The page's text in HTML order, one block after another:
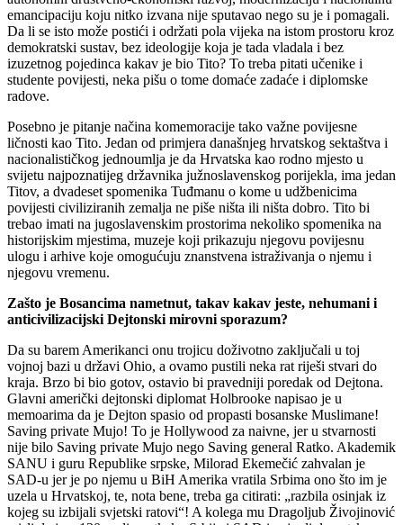
emancipaciju koju nitko izvana nije sputavao nego su je i pomagali.
Da li se isto može postići i održati pola vijeka na istom prostoru kroz
demokratski sustav, bez ideologije koja je tada vladala i bez
izuzetnog pojedinca kakav je bio Tito? To treba pitati učenike i
studente povijesti, neka pišu o tome domaće zadaće i diplomske
radove.
Posebno je pitanje načina komemoracije tako važne povijesne
ličnosti kao Tito. Jedan od primjera današnjeg hrvatskog sektaštva i
nacionalističkog jednoumlja je da Hrvatska kao rodno mjesto u
svijetu najpoznatijeg državnika južnoslavenskog porijekla, ima jedan
Titov, a dvadeset spomenika Tuđmanu o kome u udžbenicima
povijesti civiliziranih zemalja ne piše ništa ili ništa dobro. Tito bi
trebao imati na jugoslavenskim prostorima nekoliko spomenika na
historijskim mjestima, muzeje koji prikazuju njegovu povijesnu
ulogu i arhive koje omogućuju znanstvena istraživanja o njemu i
njegovu vremenu.
Zašto je Bosancima nametnut, takav kakav jeste, nehumani i
anticivilizacijski Dejtonski mirovni sporazum?
Da su barem Amerikanci onu trojicu doživotno zaključali u toj
vojnoj bazi u državi Ohio, a ovamo pustili neka rat riješi stvari do
kraja. Brzo bi bio gotov, ostavio bi pravedniji poredak od Dejtona.
Glavni američki dejtonski diplomat Holbrooke napisao je u
memoarima da je Dejton spasio od propasti bosanske Muslimane!
Saving private Mujo! To je Hollywood za naivne, jer u stvarnosti
nije bilo Saving private Mujo nego Saving general Ratko. Akademik
SANU i guru Republike srpske, Milorad Ekemečić zahvalan je
SAD-u jer je po njemu u BiH Amerika vratila Srbima ono što im je
uzela u Hrvatskoj, te, nota bene, treba ga citirati: „razbila osinjak iz
kojeg su izbijali svjetski ratovi“! A kolega mu Dragoljub Živojinović